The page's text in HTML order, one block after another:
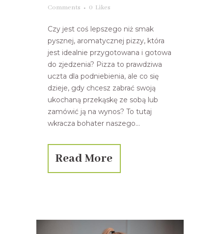
Comments
0 Likes
Czy jest coś lepszego niż smak
pysznej, aromatycznej pizzy, która
jest idealnie przygotowana i gotowa
do zjedzenia? Pizza to prawdziwa
uczta dla podniebienia, ale co się
dzieje, gdy chcesz zabrać swoją
ukochaną przekąskę ze sobą lub
zamówić ją na wynos? To tutaj
wkracza bohater naszego...
Read More